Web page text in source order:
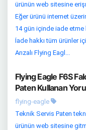
ürünün web sitesine
Eğer ürünü internet
14 gün içinde iade etme
İade hakkı tüm ürünler
Arızalı Flying Eagl...
Flying Eagle F6S
Paten Kullanan
flying-eagle
Teknik Servis Paten
ürünün web sitesine